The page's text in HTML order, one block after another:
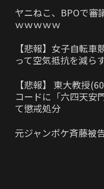
ヤニねこ、BPOで審
ｗｗｗｗｗ
【悲報】女子自転車
って空気抵抗を減ら
【悲報】 東大教授
コードに「六四天安
て懲戒処分
元ジャンポケ斉藤被